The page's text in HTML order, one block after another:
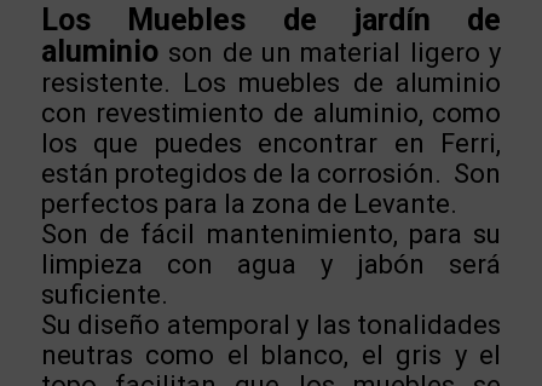
Los Muebles de jardín de
aluminio son de un material ligero y
resistente. Los muebles de aluminio
con revestimiento de aluminio, como
los que puedes encontrar en Ferri,
están protegidos de la corrosión. Son
perfectos para la zona de Levante.
Son de fácil mantenimiento, para su
limpieza con agua y jabón será
suficiente.
Su diseño atemporal y las tonalidades
neutras como el blanco, el gris y el